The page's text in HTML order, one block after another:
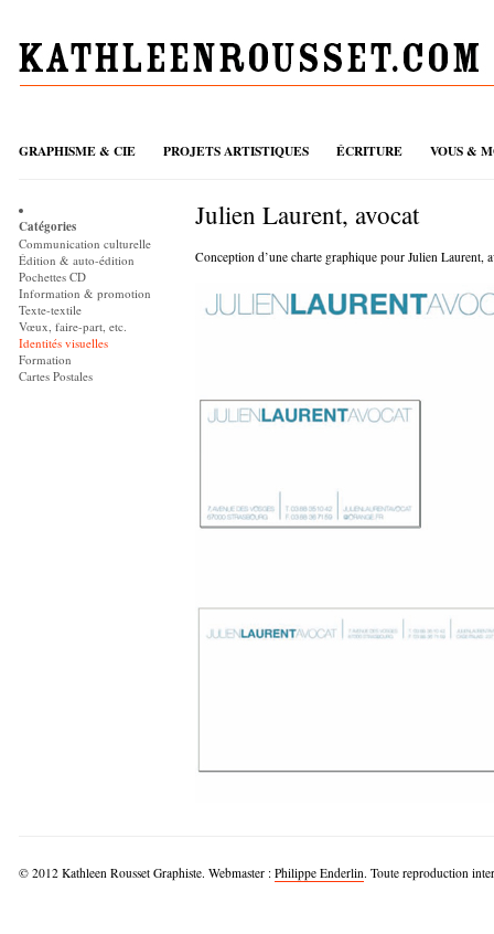
GRAPHISME & CIE PROJETS ARTISTIQUES ÉCRITURE VOUS &
Catégories
Communication culturelle
Édition & auto-édition
Pochettes CD
Information & promotion
Texte-textile
Vœux, faire-part, etc.
Identités visuelles
Formation
Cartes Postales
Julien Laurent, avocat
Conception d’une charte graphique pour Julien Laurent,
© 2012 Kathleen Rousset Graphiste. Webmaster : Philippe Enderlin. Toute reproduction